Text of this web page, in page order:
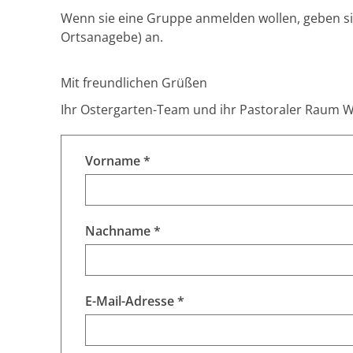
Wenn sie eine Gruppe anmelden wollen,
Ortsanagebe) an.
Mit freundlichen Grüßen
Ihr Ostergarten-Team und ihr Pastoraler Raum
Vorname *
Nachname *
E-Mail-Adresse *